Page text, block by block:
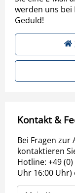
werden uns bei
Geduld!
Kontakt &
Bei Fragen zur
kontaktieren
Hotline: +49
Uhr 16:00